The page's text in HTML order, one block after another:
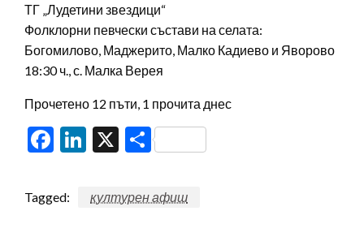
ТГ „Лудетини звездици“
Фолклорни певчески състави на селата:
Богомилово, Маджерито, Малко Кадиево и Яворово
18:30 ч., с. Малка Верея
Прочетено 12 пъти, 1 прочита днес
Facebook
LinkedIn
X Share
Tagged: културен афиш